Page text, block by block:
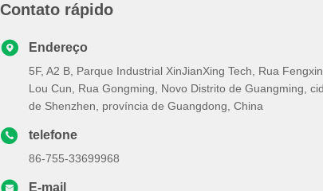
Contato rápido
Endereço
5F, A2 B, Parque Industrial XinJianXing Tech, Rua Fengxin,
Lou Cun, Rua Gongming, Novo Distrito de Guangming,
de Shenzhen, província de Guangdong, China
telefone
86-755-33699968
E-mail